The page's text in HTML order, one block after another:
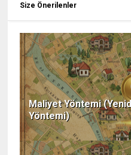
Size Önerilenler
Maliyet Yöntemi
Yöntemi)